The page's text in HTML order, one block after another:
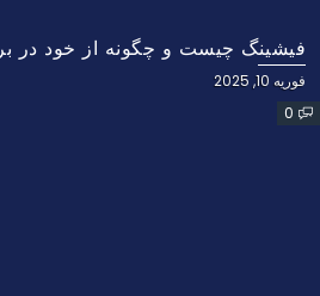
فیشینگ چیست و چگونه از خود در
فوریه 10, 2025
0